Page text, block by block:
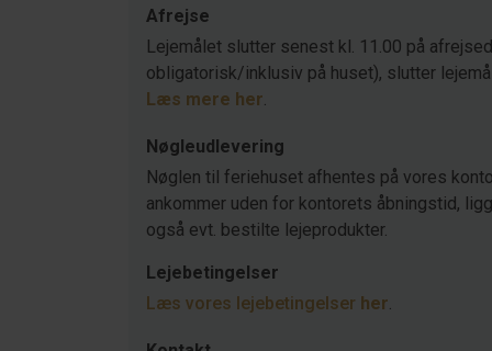
Afrejse
Lejemålet slutter senest kl. 11.00 på
obligatorisk/inklusiv på huset), slutter
Læs mere her.
Nøgleudlevering
Nøglen til feriehuset afhentes på vores
ankommer uden for kontorets åbningstid,
også evt. bestilte lejeprodukter.
Lejebetingelser
Læs vores lejebetingelser her.